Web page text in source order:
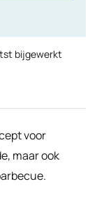
bijgewerkt
voor
maar ook